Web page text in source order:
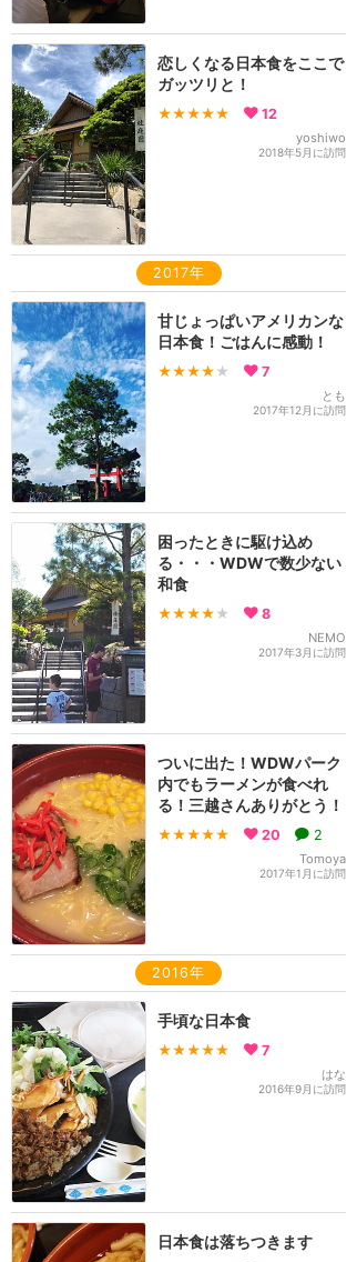
恋しくなる日本食をここで
ガッツリと！
★★★★★ 12
yoshiwo
2018年5月に訪問
2017年
甘じょっぱいアメリカンな
日本食！ごはんに感動！
★★★★ ★ 7
とも
2017年12月に訪問
困ったときに駆け込め
る・・・WDWで数少ない
和食
★★★★ ★ 8
NEMO
2017年3月に訪問
ついに出た！WDWパーク
内でもラーメンが食べれ
る！三越さんありがとう！
★★★★★ 20 2
Tomoya
2017年1月に訪問
2016年
手頃な日本食
★★★★★ 7
はな
2016年9月に訪問
日本食は落ちつきます